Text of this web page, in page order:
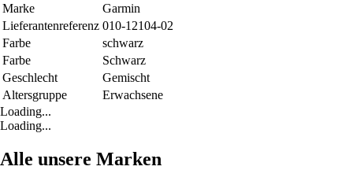
Marke
Garmin
Lieferantenreferenz 010-12104-02
Farbe
schwarz
Farbe
Schwarz
Geschlecht
Gemischt
Altersgruppe
Erwachsene
Loading...
Loading...
Alle unsere Marken